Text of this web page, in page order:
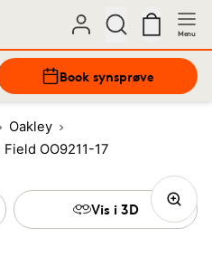
Menu
Book synsprøve
Oakley
OO9211-17
Vis i 3D